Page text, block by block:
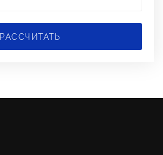
РАССЧИТАТЬ